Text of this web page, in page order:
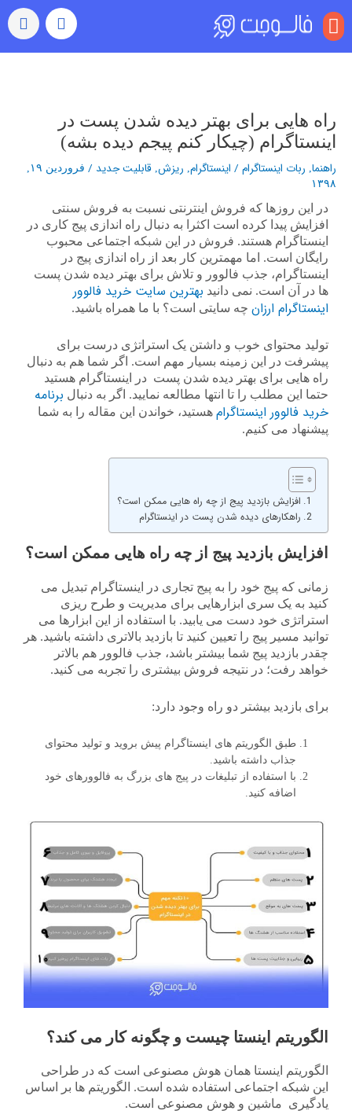
منو
راه هایی برای بهتر دیده شدن پست در
اینستاگرام (چیکار کنم پیجم دیده بشه)
راهنما ربات اینستاگرام / اینستاگرام ریزش قابلیت جدید /
۱۳۹۸
در این روزها که فروش اینترنتی نسبت به فروش سنتی
افزایش پیدا کرده است اکثرا به دنبال راه اندازی پیج کاری در
اینستاگرام هستند. فروش در این شبکه اجتماعی محبوب
رایگان است. اما مهمترین کار بعد از راه اندازی پیج در
اینستاگرام، جذب فالوور و تلاش برای بهتر دیده شدن پست
ها در آن است. نمی دانید بهترین سایت خرید فالوور
اینستاگرام ارزان چه سایتی است؟ با ما همراه باشید.
تولید محتوای خوب و داشتن یک استراتژی درست برای
پیشرفت در این زمینه بسیار مهم است. اگر شما هم به دنبال
راه هایی برای بهتر دیده شدن پست در اینستاگرام هستید
حتما این مطلب را تا انتها مطالعه نمایید. اگر به دنبال برنامه
خرید فالوور اینستاگرام هستید، خواندن این مقاله را به شما
پیشنهاد می کنیم.
افزایش بازدید پیج از چه راه هایی ممکن است؟
راهکارهای دیده شدن پست در اینستاگرام
افزایش بازدید پیج از چه راه هایی ممکن است؟
زمانی که پیج خود را به پیج تجاری در اینستاگرام تبدیل می
کنید به یک سری ابزارهایی برای مدیریت و طرح ریزی
استراتژی خود دست می یابید. با استفاده از این ابزارها می
توانید مسیر پیج را تعیین کنید تا بازدید بالاتری داشته باشید. هر
چقدر بازدید پیج شما بیشتر باشد، جذب فالوور هم بالاتر
خواهد رفت؛ در نتیجه فروش بیشتری را تجربه می کنید.
برای بازدید بیشتر دو راه وجود دارد:
طبق الگوریتم های اینستاگرام پیش بروید و تولید محتوای
جذاب داشته باشید.
با استفاده از تبلیغات در پیج های بزرگ به فالوورهای خود
اضافه کنید.
الگوریتم اینستا چیست و چگونه کار می کند؟
الگوریتم اینستا همان هوش مصنوعی است که در طراحی
این شبکه اجتماعی استفاده شده است. الگوریتم ها بر اساس
یادگیری ماشین و هوش مصنوعی است.